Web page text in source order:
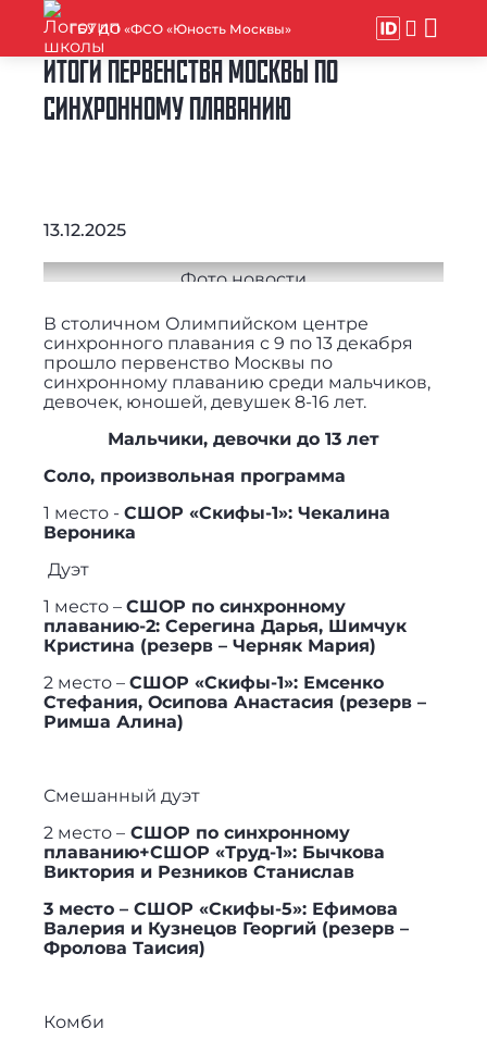
ГБУ ДО «ФСО «Юность Москвы»
ИТОГИ ПЕРВЕНСТВА МОСКВЫ ПО
СИНХРОННОМУ ПЛАВАНИЮ
13.12.2025
В столичном Олимпийском центре
синхронного плавания с 9 по 13 декабря
прошло первенство Москвы по
синхронному плаванию среди мальчиков,
девочек, юношей, девушек 8-16 лет.
Мальчики, девочки до 13 лет
Соло, произвольная программа
1 место - СШОР «Скифы-1»: Чекалина
Вероника
Дуэт
1 место – СШОР по синхронному
плаванию-2: Серегина Дарья, Шимчук
Кристина (резерв – Черняк Мария)
2 место – СШОР «Скифы-1»: Емсенко
Стефания, Осипова Анастасия (резерв –
Римша Алина)
Смешанный дуэт
2 место –СШОР по синхронному
плаванию+СШОР «Труд-1»: Бычкова
Виктория и Резников Станислав
3 место – СШОР «Скифы-5»: Ефимова
Валерия и Кузнецов Георгий (резерв –
Фролова Таисия)
Комби